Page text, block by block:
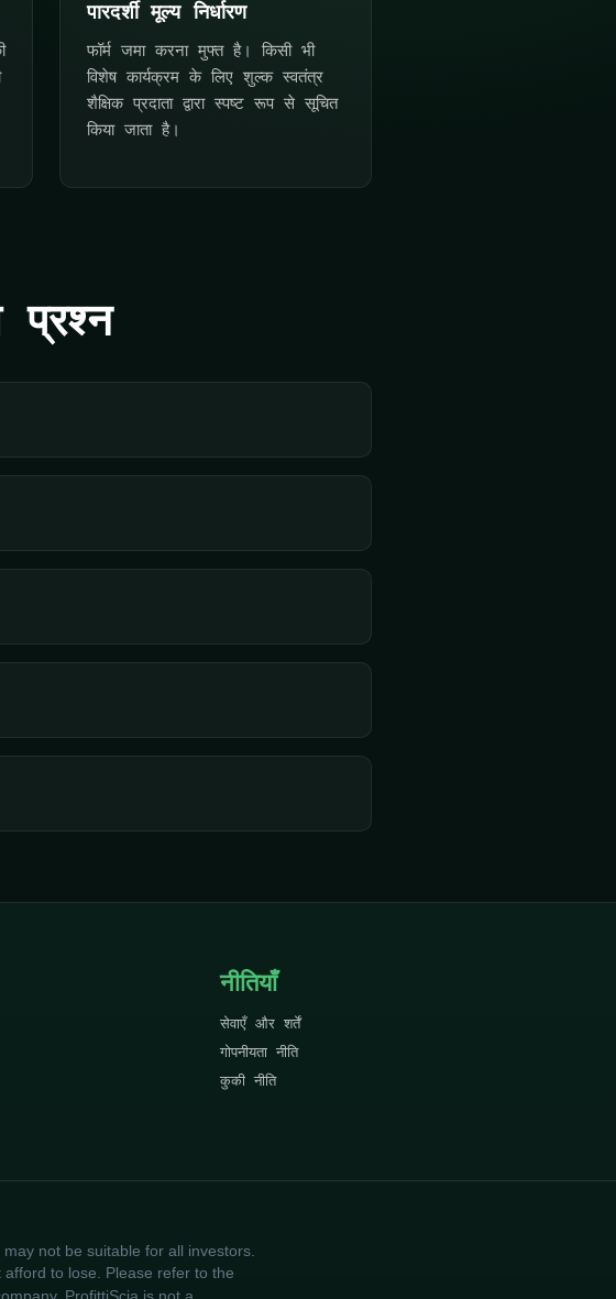
पारदर्शी मूल्य निर्धारण
फॉर्म जमा करना मुफ्त है। किसी भी
विशेष कार्यक्रम के लिए शुल्क स्वतंत्र
शैक्षिक प्रदाता द्वारा स्पष्ट रूप से सूचित
किया जाता है।
नीतियाँ
सेवाएँ और शर्तें
गोपनीयता नीति
कुकी नीति